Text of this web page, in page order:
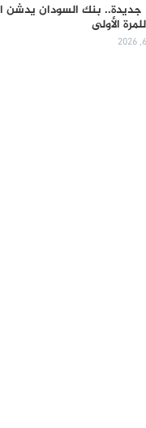
جديدة.. بنك السودان يدشن
الأولى